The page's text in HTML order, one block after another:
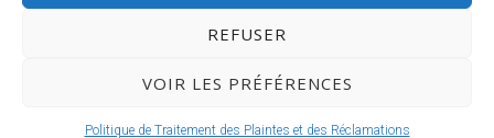
REFUSER
VOIR LES PRÉFÉRENCES
Politique de Traitement des Plaintes et des Réclamations